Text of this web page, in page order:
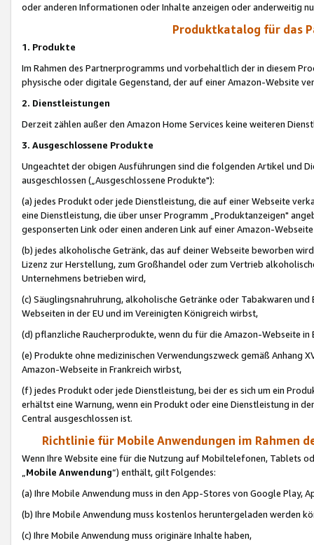
oder anderen Informationen oder Inhalte anzeigen oder anderweitig
Produktkatalog für das
1. Produkte
Im Rahmen des Partnerprogramms und vorbehaltlich der in diesem
physische oder digitale Gegenstand, der auf einer Amazon-Website
2. Dienstleistungen
Derzeit zählen außer den Amazon Home Services keine weiteren
3. Ausgeschlossene Produkte
Ungeachtet der obigen Ausführungen sind die folgenden Artikel und
ausgeschlossen („Ausgeschlossene Produkte"):
(a) jedes Produkt oder jede Dienstleistung, die auf einer Webseite
eine Dienstleistung, die über unser Programm „Produktanzeigen"
gesponserten Link oder einen anderen Link auf einer Amazon-
(b) jedes alkoholische Getränk, das auf deiner Webseite beworben
Lizenz zur Herstellung, zum Großhandel oder zum Vertrieb
Unternehmens betrieben wird,
(c) Säuglingsnahruhrung, alkoholische Getränke oder Tabakwaren
Webseiten in der EU und im Vereinigten Königreich wirbst,
(d) pflanzliche Raucherprodukte, wenn du für die Amazon-Webseite in
(e) Produkte ohne medizinischen Verwendungszweck gemäß Anhang
Amazon-Webseite in Frankreich wirbst,
(f) jedes Produkt oder jede Dienstleistung, bei der es sich um ein
erhältst eine Warnung, wenn ein Produkt oder eine Dienstleistung in
Central ausgeschlossen ist.
Richtlinie für Mobile Anwendungen im Rahmen
Wenn Ihre Website eine für die Nutzung auf Mobiltelefonen, Tablets
„Mobile Anwendung“) enthält, gilt Folgendes:
(a) Ihre Mobile Anwendung muss in den App-Stores von Google Play,
(b) Ihre Mobile Anwendung muss kostenlos heruntergeladen werden
(c) Ihre Mobile Anwendung muss originäre Inhalte haben,